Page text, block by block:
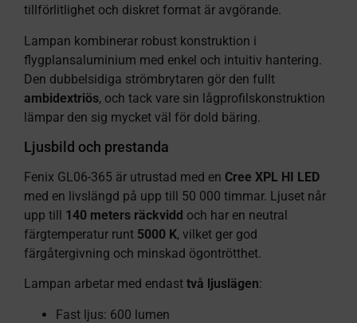
tillförlitlighet och diskret format är avgörande.
Lampan kombinerar robust konstruktion i
flygplansaluminium med enkel och intuitiv hantering.
Den dubbelsidiga strömbrytaren gör den fullt
ambidextriös, och tack vare sin lågprofilskonstruktion
lämpar den sig mycket väl för dold bäring.
Ljusbild och prestanda
Fenix GL06-365 är utrustad med en Cree XPL HI LED
med en livslängd på upp till 50 000 timmar. Ljuset når
upp till 140 meters räckvidd och har en neutral
färgtemperatur runt 5000 K, vilket ger god
färgåtergivning och minskad ögontrötthet.
Lampan arbetar med endast två ljuslägen:
Fast ljus: 600 lumen